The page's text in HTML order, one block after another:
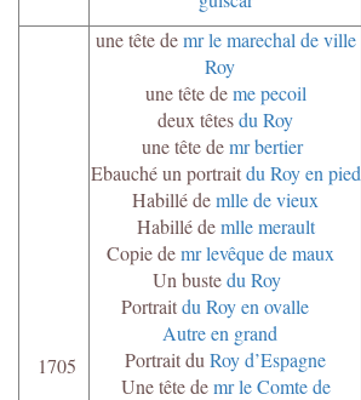
1705
une tête demr le marechal de ville
Roy
une tête deme pecoil
deux têtesdu Roy
une tête demr bertier
Ebauché un portraitdu Roy en pied
Habillé demlle de vieux
Habillé demlle merault
Copie demr levêque de maux
Un bustedu Roy
Portraitdu Roy en ovalle
Autre en grand
Portrait du Roy d’Espagne
Une tête demr le Comte de